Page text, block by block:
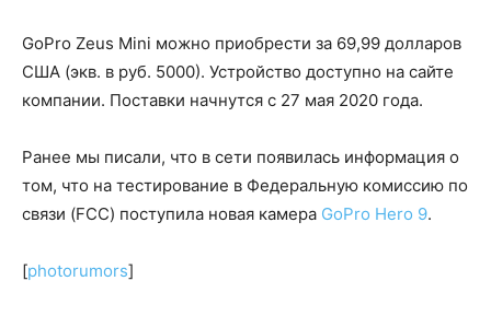
GoPro Zeus Mini можно приобрести за 69,99 долларов
США (экв. в руб. 5000). Устройство доступно на сайте
компании. Поставки начнутся с 27 мая 2020 года.
Ранее мы писали, что в сети появилась информация о
том, что на тестирование в Федеральную комиссию по
связи (FCC) поступила новая камера GoPro Hero 9.
[photorumors]